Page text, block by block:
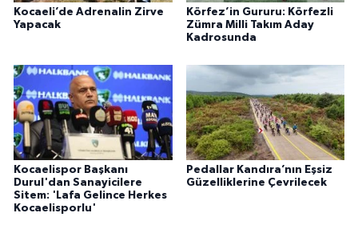
Kocaeli’de Adrenalin Zirve
Yapacak
Körfez’in Gururu: Körfezli
Zümra Milli Takım Aday
Kadrosunda
Kocaelispor Başkanı
Durul'dan Sanayicilere
Sitem: 'Lafa Gelince Herkes
Kocaelisporlu'
Pedallar Kandıra’nın Eşsiz
Güzelliklerine Çevrilecek